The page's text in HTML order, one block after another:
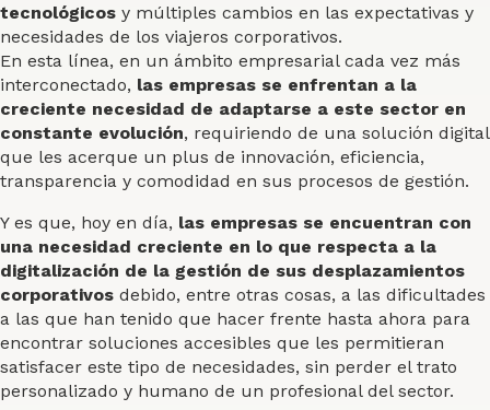
tecnológicos y múltiples cambios en las expectativas y
necesidades de los viajeros corporativos.
En esta línea, en un ámbito empresarial cada vez más
interconectado, las empresas se enfrentan a la
creciente necesidad de adaptarse a este sector en
constante evolución, requiriendo de una solución digital
que les acerque un plus de innovación, eficiencia,
transparencia y comodidad en sus procesos de gestión.
Y es que, hoy en día, las empresas se encuentran con
una necesidad creciente en lo que respecta a la
digitalización de la gestión de sus desplazamientos
corporativos debido, entre otras cosas, a las dificultades
a las que han tenido que hacer frente hasta ahora para
encontrar soluciones accesibles que les permitieran
satisfacer este tipo de necesidades, sin perder el trato
personalizado y humano de un profesional del sector.